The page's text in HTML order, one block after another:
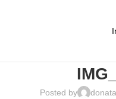
Posted by